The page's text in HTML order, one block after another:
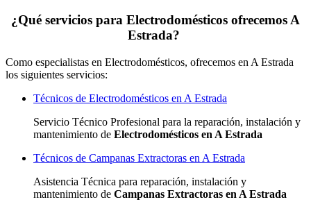
¿Qué servicios para Electrodomésticos ofrecemos A
Estrada?
Como especialistas en Electrodomésticos, ofrecemos en A Estrada
los siguientes servicios:
Técnicos de Electrodomésticos en A Estrada
Servicio Técnico Profesional para la reparación, instalación y
mantenimiento de Electrodomésticos en A Estrada
Técnicos de Campanas Extractoras en A Estrada
Asistencia Técnica para reparación, instalación y
mantenimiento de Campanas Extractoras en A Estrada